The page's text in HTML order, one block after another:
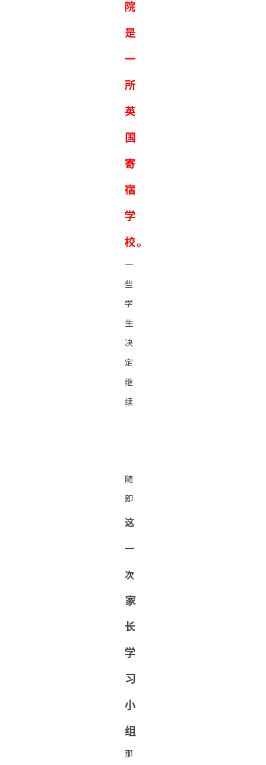
院
是
一
所
英
国
寄
宿
学
校。
一
些
学
生
决
定
继
续
随
即
这
一
次
家
长
学
习
小
组
那